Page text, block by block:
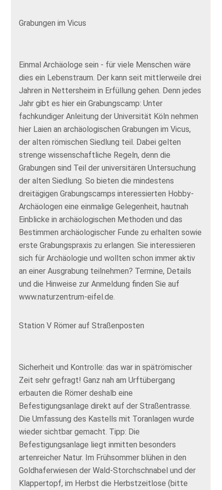
Grabungen im Vicus
Einmal Archäologe sein - für viele Menschen wäre
dies ein Lebenstraum. Der kann seit mittlerweile drei
Jahren in Nettersheim in Erfüllung gehen. Denn jedes
Jahr gibt es hier ein Grabungscamp: Unter
fachkundiger Anleitung der Universität Köln nehmen
hier Laien an archäologischen Grabungen im Vicus,
der alten römischen Siedlung teil. Dabei gelten
strenge wissenschaftliche Regeln, denn die
Grabungen sind Teil der universitären Untersuchung
der alten Siedlung. So bieten die mindestens
dreitägigen Grabungscamps interessierten Hobby-
Archäologen eine einmalige Gelegenheit, hautnah
Einblicke in archäologischen Methoden und das
Bestimmen archäologischer Funde zu erhalten sowie
erste Grabungspraxis zu erlangen. Sie interessieren
sich für Archäologie und wollten schon immer aktiv
an einer Ausgrabung teilnehmen? Termine, Details
und die Hinweise zur Anmeldung finden Sie auf
www.naturzentrum-eifel.de.
Station V Römer auf Straßenposten
Sicherheit und Kontrolle: das war in spätrömischer
Zeit sehr gefragt! Ganz nah am Urftübergang
erbauten die Römer deshalb eine
Befestigungsanlage direkt auf der Straßentrasse.
Die Umfassung des Kastells mit Toranlagen wurde
wieder sichtbar gemacht. Tipp: Die
Befestigungsanlage liegt inmitten besonders
artenreicher Natur. Im Frühsommer blühen in den
Goldhaferwiesen der Wald-Storchschnabel und der
Klappertopf, im Herbst die Herbstzeitlose (bitte